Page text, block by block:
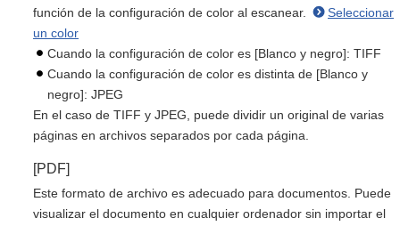
función de la configuración de color al escanear.
Seleccionar
un color
Cuando la configuración de color es [Blanco y negro]: TIFF
Cuando la configuración de color es distinta de [Blanco y
negro]: JPEG
En el caso de TIFF y JPEG, puede dividir un original de varias
páginas en archivos separados por cada página.
[PDF]
Este formato de archivo es adecuado para documentos. Puede
visualizar el documento en cualquier ordenador sin importar el